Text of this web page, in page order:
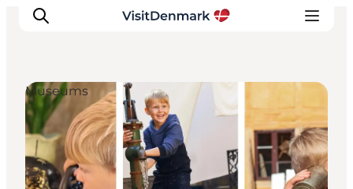
Ispirazioni
Dove andare
Cosa fare
Museums